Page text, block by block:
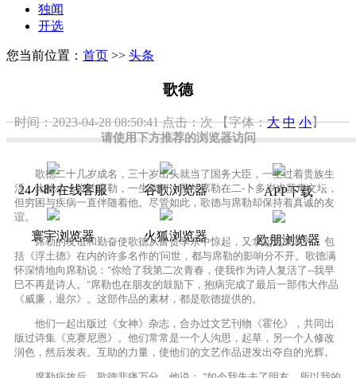
请使用下方推荐的浏览器访问
24小时在线客服 谷歌浏览器 APP下载
寰宇浏览器 火狐浏览器 欧朋浏览器
独闻
开选
您当前位置： 首页 >> 头条
歌德
时间：2023-04-28 08:50:41点击：次 【字体：大 中 小】
歌德二十几岁成名，三十岁出头就当了国务大臣，一生过着贵族生
活。比他小十岁的席勒，一生坎坷。虽然席勒在二-卜多岁也蜚声文坛，
但穷困与疾病一直伴随着他。尽管如此，歌德与席勒却保持着真诚的友
谊。
席勒的友谊和勤奋使歌德从富贵享乐中惊起，又拿起笔来写作，包
括《浮土德》在内的许多名作的'问世，都与席勒的影响分不开。歌德满
怀深情地向席勒说："你给了我第二次青春，使我作为诗人复活了--我早
巳不再是诗人。"席勒也在朋友的鼓励下，抱病完成了最后一部伟大作品
《威廉，退尔》。这部作品的素材，都是歌德提供的。
他们一起出版过《女神》杂志，合办过文艺刊物《霍伦》，共同出
版过诗集《克赛尼恩》。他们常常是一个人沟思，起草，另一个人修改
润色，然后发表。互助的力量，使他们的文艺作品进发出夺自的光辉。